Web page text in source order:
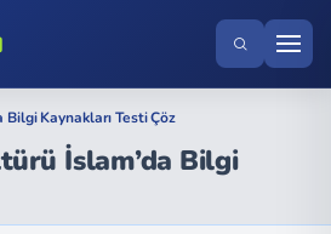
Bilgi Kaynakları Testi Çöz
İslam’da Bilgi